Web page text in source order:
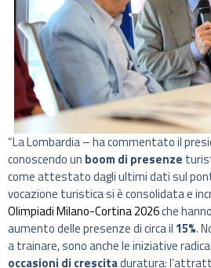
“La Lombardia – ha commentato il
conoscendo un boom di presenze
come attestato dagli ultimi dati sul
vocazione turistica si è consolidata e
Olimpiadi Milano-Cortina 2026che
aumento delle presenze di circa il 15%.
a trainare, sono anche le iniziative
occasioni di crescitaduratura: